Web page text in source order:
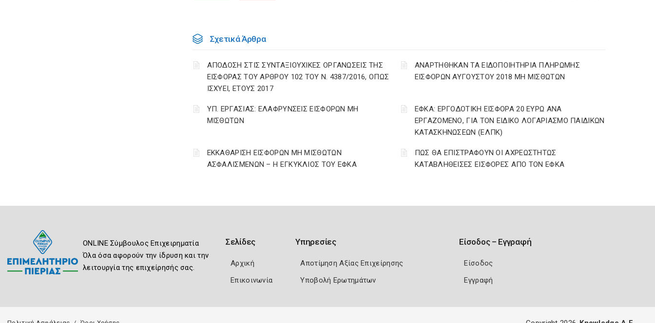
Σχετικά Άρθρα
ΑΠΟΔΟΣΗ ΣΤΙΣ ΣΥΝΤΑΞΙΟΥΧΙΚΕΣ ΟΡΓΑΝΩΣΕΙΣ ΤΗΣ
ΕΙΣΦΟΡΑΣ ΤΟΥ ΑΡΘΡΟΥ 102 ΤΟΥ Ν. 4387/2016, ΟΠΩΣ
ΙΣΧΥΕΙ, ΕΤΟΥΣ 2017
ΑΝΑΡΤΗΘΗΚΑΝ ΤΑ ΕΙΔΟΠΟΙΗΤΗΡΙΑ ΠΛΗΡΩΜΗΣ
ΕΙΣΦΟΡΩΝ ΑΥΓΟΥΣΤΟΥ 2018 ΜΗ ΜΙΣΘΩΤΩΝ
ΥΠ. ΕΡΓΑΣΙΑΣ: ΕΛΑΦΡΥΝΣΕΙΣ ΕΙΣΦΟΡΩΝ ΜΗ
ΜΙΣΘΩΤΩΝ
ΕΦΚΑ: ΕΡΓΟΔΟΤΙΚΗ ΕΙΣΦΟΡΑ 20 ΕΥΡΩ ΑΝΑ
ΕΡΓΑΖΟΜΕΝΟ, ΓΙΑ ΤΟΝ ΕΙΔΙΚΟ ΛΟΓΑΡΙΑΣΜΟ ΠΑΙΔΙΚΩΝ
ΚΑΤΑΣΚΗΝΩΣΕΩΝ (ΕΛΠΚ)
ΕΚΚΑΘΑΡΙΣΗ ΕΙΣΦΟΡΩΝ ΜΗ ΜΙΣΘΩΤΩΝ
ΑΣΦΑΛΙΣΜΕΝΩΝ – Η ΕΓΚΥΚΛΙΟΣ ΤΟΥ ΕΦΚΑ
ΠΩΣ ΘΑ ΕΠΙΣΤΡΑΦΟΥΝ ΟΙ ΑΧΡΕΩΣΤΗΤΩΣ
ΚΑΤΑΒΛΗΘΕΙΣΕΣ ΕΙΣΦΟΡΕΣ ΑΠΟ ΤΟΝ ΕΦΚΑ
ONLINE Σύμβουλος Επιχειρηματία
Όλα όσα αφορούν την ίδρυση και την
λειτουργία της επιχείρησής σας.
Σελίδες
Αρχική
Επικοινωνία
Υπηρεσίες
Αποτίμηση Αξίας Επιχείρησης
Υποβολή Ερωτημάτων
Είσοδος – Εγγραφή
Είσοδος
Εγγραφή